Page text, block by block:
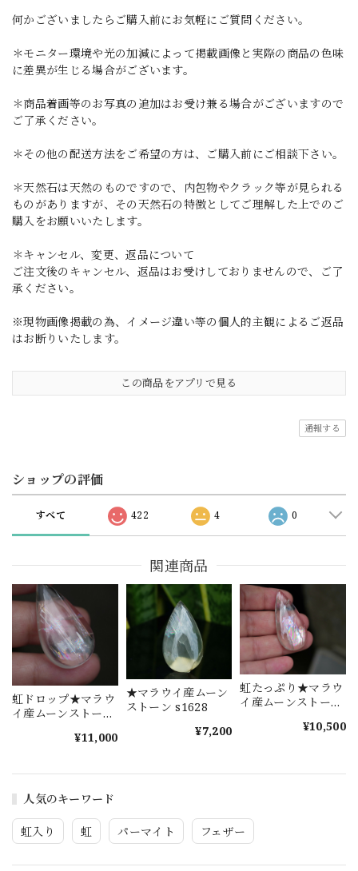
人気のキーワード
虹入り 虹 パーマイト フェザー
何かございましたらご購入前にお気軽にご質問ください。
＊モニター環境や光の加減によって掲載画像と実際の商品の色味
に差異が生じる場合がございます。
＊商品着画等のお写真の追加はお受け兼る場合がございますので
ご了承ください。
＊その他の配送方法をご希望の方は、ご購入前にご相談下さい。
＊天然石は天然のものですので、内包物やクラック等が見られる
ものがありますが、その天然石の特徴としてご理解した上でのご
購入をお願いいたします。
＊キャンセル、変更、返品について
ご注文後のキャンセル、返品はお受けしておりませんので、ご了
承ください。
※現物画像掲載の為、イメージ違い等の個人的主観によるご返品
はお断りいたします。
この商品をアプリで見る
通報する
ショップの評価
すべて 422 4 0
関連商品
虹ドロップ★マラウ
イ産ムーンストーン
¥11,000
★マラウイ産ムーン
ストーン s1628
¥7,200
虹たっぷり★マラウ
イ産ムーンストーン
¥10,500